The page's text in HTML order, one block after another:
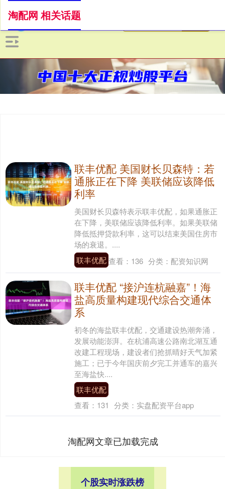
淘配网 相关话题
联丰优配 美国财长贝森特：若
通胀正在下降 美联储应该降低
利率
美国财长贝森特表示联丰优配，如果通胀正
在下降，美联储应该降低利率。如果美联储
降低抵押贷款利率，这可以结束美国住房市
场的衰退。....
联丰优配查看： 136 分类： 配资知识网
联丰优配 “接沪连杭融嘉”！海
盐高质量构建现代综合交通体
系
初冬的海盐联丰优配，交通建设热潮奔涌，
发展动能澎湃。在杭浦高速公路南北湖互通
改建工程现场，建设者们抢抓晴好天气加紧
施工；已于今年国庆前夕完工并通车的嘉兴
至海盐快....
联丰优配
查看： 131 分类： 实盘配资平台app
淘配网文章已加载完成
个股实时涨跌榜